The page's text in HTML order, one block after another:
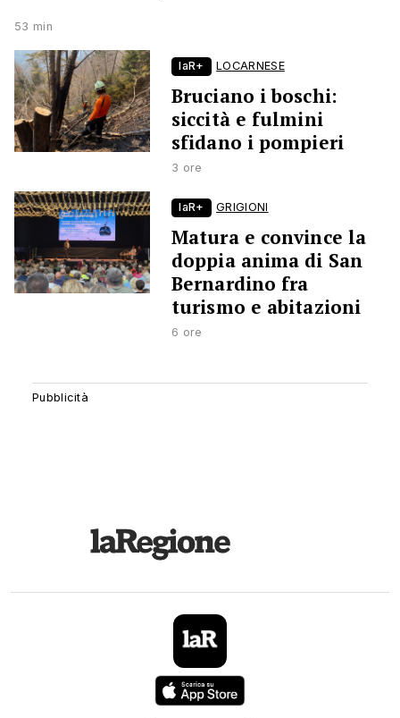
53 min
laR+ LOCARNESE
Bruciano i boschi:
siccità e fulmini
sfidano i pompieri
3 ore
laR+ GRIGIONI
Matura e convince la
doppia anima di San
Bernardino fra
turismo e abitazioni
6 ore